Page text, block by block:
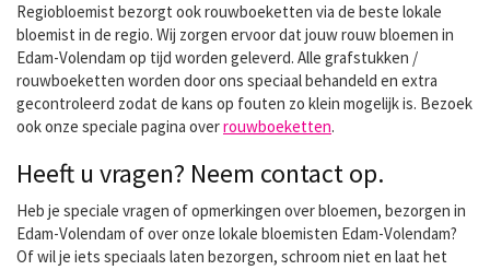
Regiobloemist bezorgt ook rouwboeketten via de beste lokale
bloemist in de regio. Wij zorgen ervoor dat jouw rouw bloemen in
Edam-Volendam op tijd worden geleverd. Alle grafstukken /
rouwboeketten worden door ons speciaal behandeld en extra
gecontroleerd zodat de kans op fouten zo klein mogelijk is. Bezoek
ook onze speciale pagina overrouwboeketten.
Heeft u vragen? Neem contact op.
Heb je speciale vragen of opmerkingen over bloemen, bezorgen in
Edam-Volendam of over onze lokale bloemisten Edam-Volendam?
Of wil je iets speciaals laten bezorgen, schroom niet en laat het